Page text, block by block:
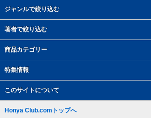
ジャンルで絞り込む
著者で絞り込む
商品カテゴリー
特集情報
このサイトについて
Honya Club.comトップへ